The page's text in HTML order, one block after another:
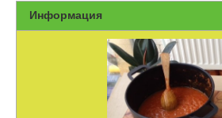
Информация